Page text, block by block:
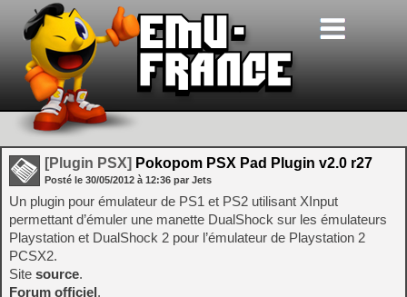
[Plugin PSX] Pokopom PSX Pad Plugin v2.0 r27
Posté le 30/05/2012 à 12:36 par Jets
Un plugin pour émulateur de PS1 et PS2 utilisant XInput
permettant d’émuler une manette DualShock sur les émulateurs
Playstation et DualShock 2 pour l’émulateur de Playstation 2
PCSX2.
Site source.
Forum officiel.